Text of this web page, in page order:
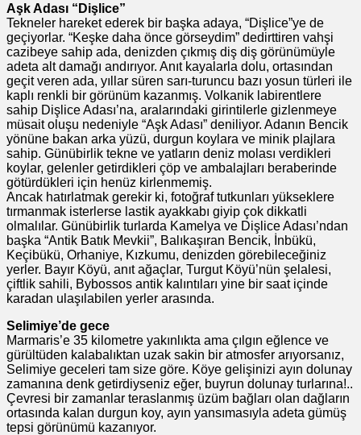
Aşk Adası “Dişlice”
Tekneler hareket ederek bir başka adaya, “Dişlice”ye de
geçiyorlar. “Keşke daha önce görseydim” dedirttiren vahşi
cazibeye sahip ada, denizden çıkmış diş diş görünümüyle
adeta alt damağı andırıyor. Anıt kayalarla dolu, ortasından
geçit veren ada, yıllar süren sarı-turuncu bazı yosun türleri ile
kaplı renkli bir görünüm kazanmış. Volkanik labirentlere
sahip Dişlice Adası’na, aralarındaki girintilerle gizlenmeye
müsait oluşu nedeniyle “Aşk Adası” deniliyor. Adanın Bencik
yönüne bakan arka yüzü, durgun koylara ve minik plajlara
sahip. Günübirlik tekne ve yatların deniz molası verdikleri
koylar, gelenler getirdikleri çöp ve ambalajları beraberinde
götürdükleri için henüz kirlenmemiş.
Ancak hatırlatmak gerekir ki, fotoğraf tutkunları yükseklere
tırmanmak isterlerse lastik ayakkabı giyip çok dikkatli
olmalılar. Günübirlik turlarda Kamelya ve Dişlice Adası’ndan
başka “Antik Batık Mevkii”, Balıkaşıran Bencik, İnbükü,
Keçibükü, Orhaniye, Kızkumu, denizden görebileceğiniz
yerler. Bayır Köyü, anıt ağaçlar, Turgut Köyü’nün şelalesi,
çiftlik sahili, Bybossos antik kalıntıları yine bir saat içinde
karadan ulaşılabilen yerler arasında.
Selimiye’de gece
Marmaris’e 35 kilometre yakınlıkta ama çılgın eğlence ve
gürültüden kalabalıktan uzak sakin bir atmosfer arıyorsanız,
Selimiye geceleri tam size göre. Köye gelişinizi ayın dolunay
zamanına denk getirdiyseniz eğer, buyrun dolunay turlarına!..
Çevresi bir zamanlar teraslanmış üzüm bağları olan dağların
ortasında kalan durgun koy, ayın yansımasıyla adeta gümüş
tepsi görünümü kazanıyor.